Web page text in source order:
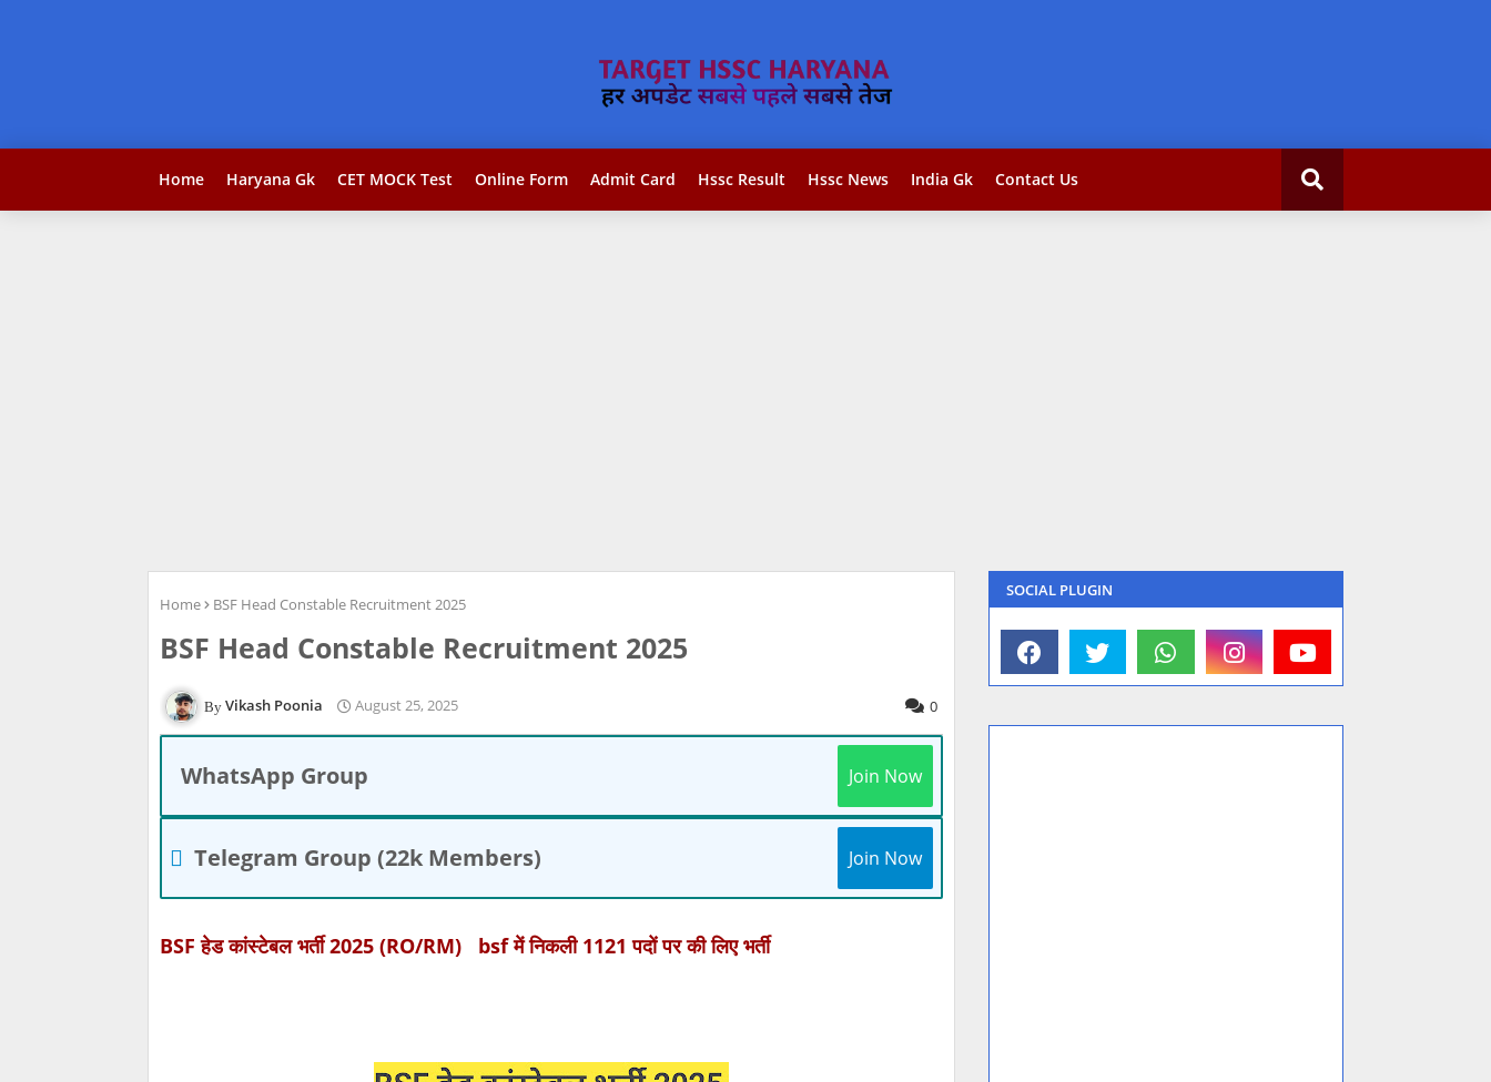
Home Haryana Gk CET MOCK Test Online Form Admit Card Hssc Result Hssc News India Gk Contact Us
Home BSF Head Constable Recruitment 2025
BSF Head Constable Recruitment 2025
Vikash Poonia August 25, 2025 0
WhatsApp Group Join Now
Telegram Group (22k Members) Join Now
BSF हेड कांस्टेबल भर्ती 2025 (RO/RM) bsf में निकली 1121 पदों पर की लिए भर्ती
SOCIAL PLUGIN